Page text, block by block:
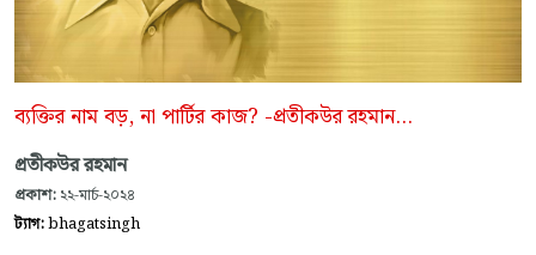
ব্যক্তির নাম বড়, না পার্টির কাজ? -প্রতীকউর রহমান...
প্রতীকউর রহমান
প্রকাশ: ২২-মার্চ-২০২৪
ট্যাগ:bhagatsingh